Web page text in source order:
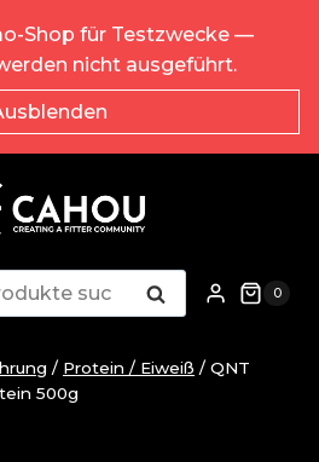
Shop für Testzwecke —
nicht ausgeführt.
Suche 0
/ Protein / Eiweiß / QNT
500g